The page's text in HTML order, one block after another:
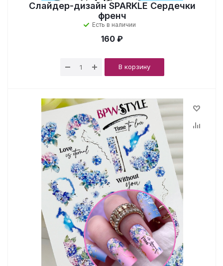
Слайдер-дизайн SPARKLE Сердечки
френч
Есть в наличии
160 ₽
В корзину